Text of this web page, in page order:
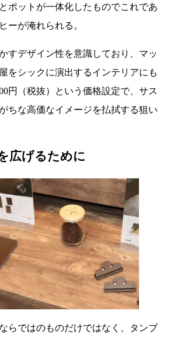
ポットが一体化したものでこれであ
ーが淹れられる。
すデザイン性を意識しており、マッ
をシックに演出するインテリアにも
円（税抜）という価格設定で、サス
ちな高価なイメージを払拭する狙い
広げるために
らではのものだけではなく、タンブ